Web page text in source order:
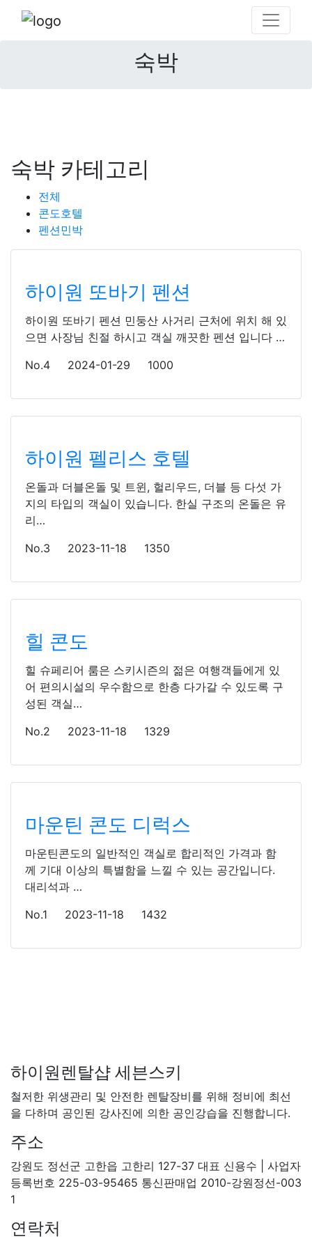
숙박
숙박 카테고리
전체
콘도호텔
펜션민박
하이원 또바기 펜션
하이원 또바기 펜션 민둥산 사거리 근처에 위치 해 있
으면 사장님 친절 하시고 객실 깨끗한 펜션 입니다 …
No.4
2024-01-29 1000
하이원 펠리스 호텔
온돌과 더블온돌 및 트윈, 헐리우드, 더블 등 다섯 가
지의 타입의 객실이 있습니다. 한실 구조의 온돌은 유
리…
No.3
2023-11-18 1350
힐 콘도
힐 슈페리어 룸은 스키시즌의 젊은 여행객들에게 있
어 편의시설의 우수함으로 한층 다가갈 수 있도록 구
성된 객실…
No.2
2023-11-18 1329
마운틴 콘도 디럭스
마운틴콘도의 일반적인 객실로 합리적인 가격과 함
께 기대 이상의 특별함을 느낄 수 있는 공간입니다.
대리석과 …
No.1
2023-11-18 1432
하이원렌탈샵 세븐스키
철저한 위생관리 및 안전한 렌탈장비를 위해 정비에 최선
을 다하며 공인된 강사진에 의한 공인강습을 진행합니다.
주소
강원도 정선군 고한읍 고한리 127-37 대표 신용수 | 사업자
등록번호 225-03-95465 통신판매업 2010-강원정선-003
1
연락처